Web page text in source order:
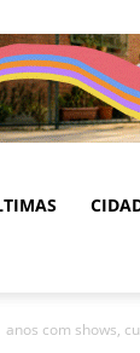
com shows,